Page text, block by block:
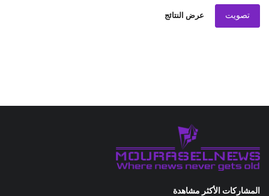
تصويت عرض النتائج
المشاركات الأكثر مشاهدة